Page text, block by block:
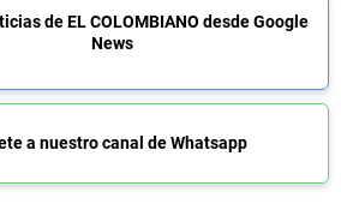
de EL COLOMBIANO desde Google
News
a nuestro canal de Whatsapp